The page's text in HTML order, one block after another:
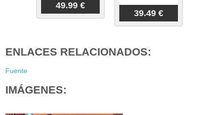
49.99 €
39.49 €
ENLACES RELACIONADOS:
Fuente
IMÁGENES: